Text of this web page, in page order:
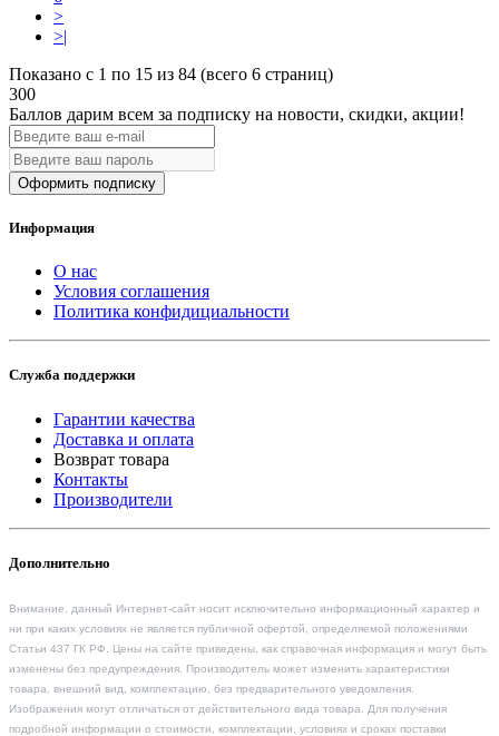
>
>|
Показано с 1 по 15 из 84 (всего 6 страниц)
300
Баллов дарим всем за подписку на новости, скидки, акции!
Оформить подписку
Информация
О нас
Условия соглашения
Политика конфидициальности
Служба поддержки
Гарантии качества
Доставка и оплата
Возврат товара
Контакты
Производители
Дополнительно
Внимание, данный Интернет-сайт носит исключительно информационный характер и
ни при каких условиях не является публичной офертой, определяемой положениями
Статьи 437 ГК РФ. Цены на сайте приведены, как справочная информация и могут быть
изменены без предупреждения. Производитель может изменить характеристики
товара, внешний вид, комплектацию, без предварительного уведомления.
Изображения могут отличаться от действительного вида товара. Для получения
подробной информации о стоимости, комплектации, условиях и сроках поставки